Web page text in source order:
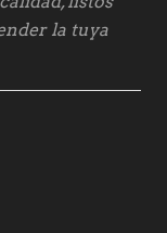
la tuya